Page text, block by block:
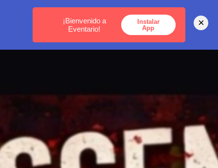
MEDELLÍN - BOGOTÁ - CARTAGENA
¡Bienvenido a
Eventario!
Instalar
App
×